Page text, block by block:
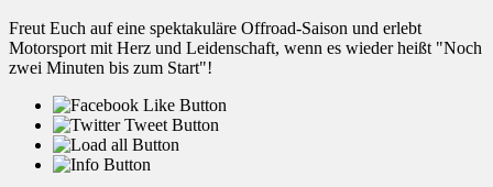
Freut Euch auf eine spektakuläre Offroad-Saison und erlebt
Motorsport mit Herz und Leidenschaft, wenn es wieder heißt "Noch
zwei Minuten bis zum Start"!